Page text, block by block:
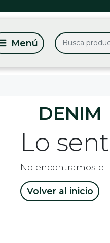
DENIM
Lo
No encontramos
Volver al inicio